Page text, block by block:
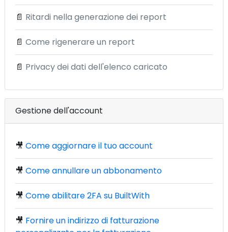
📄 Ritardi nella generazione dei report
📄 Come rigenerare un report
📄 Privacy dei dati dell'elenco caricato
Gestione dell'account
🎥 Come aggiornare il tuo account
🎥 Come annullare un abbonamento
🎥 Come abilitare 2FA su BuiltWith
🎥 Fornire un indirizzo di fatturazione